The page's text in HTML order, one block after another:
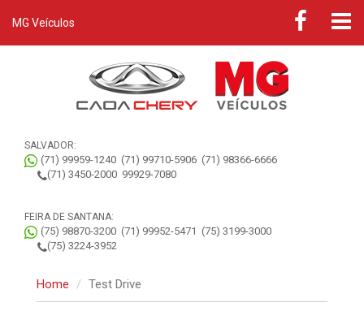
MG Veículos
SALVADOR:
(71) 99959-1240 (71) 99710-5906 (71) 98366-6666
(71) 3450-2000 99929-7080
FEIRA DE SANTANA:
(75) 98870-3200 (71) 99952-5471 (75) 3199-3000
(75) 3224-3952
Home Test Drive